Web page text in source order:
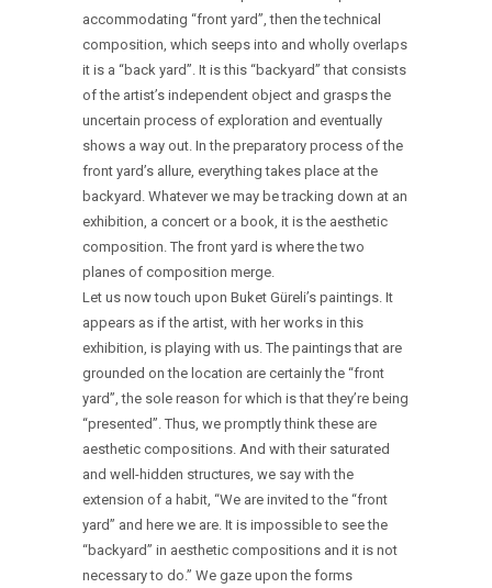
accommodating “front yard”, then the technical
composition, which seeps into and wholly overlaps
it is a “back yard”. It is this “backyard” that consists
of the artist’s independent object and grasps the
uncertain process of exploration and eventually
shows a way out. In the preparatory process of the
front yard’s allure, everything takes place at the
backyard. Whatever we may be tracking down at an
exhibition, a concert or a book, it is the aesthetic
composition. The front yard is where the two
planes of composition merge.
Let us now touch upon Buket Güreli’s paintings. It
appears as if the artist, with her works in this
exhibition, is playing with us. The paintings that are
grounded on the location are certainly the “front
yard”, the sole reason for which is that they’re being
“presented”. Thus, we promptly think these are
aesthetic compositions. And with their saturated
and well-hidden structures, we say with the
extension of a habit, “We are invited to the “front
yard” and here we are. It is impossible to see the
“backyard” in aesthetic compositions and it is not
necessary to do.” We gaze upon the forms